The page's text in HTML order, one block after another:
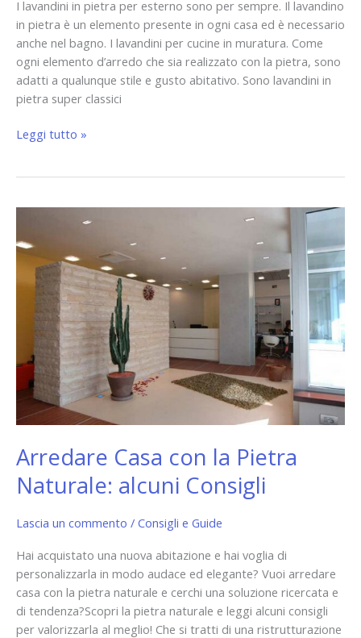
I lavandini in pietra per esterno sono per sempre. Il lavandino
in pietra è un elemento presente in ogni casa ed è necessario
anche nel bagno. I lavandini per cucine in muratura. Come
ogni elemento d’arredo che sia realizzato con la pietra, sono
adatti a qualunque stile e gusto abitativo. Sono lavandini in
pietra super classici
Leggi tutto »
Arredare Casa con la Pietra
Naturale: alcuni Consigli
Lascia un commento / Consigli e Guide
Hai acquistato una nuova abitazione e hai voglia di
personalizzarla in modo audace ed elegante? Vuoi arredare
casa con la pietra naturale e cerchi una soluzione ricercata e
di tendenza?Scopri la pietra naturale e leggi alcuni consigli
per valorizzarla al meglio! Che si tratti di una ristrutturazione
con
Pietra
Naturale:
alcuni
Consigli